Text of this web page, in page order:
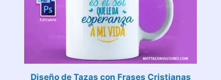
Diseño de Tazas con Frases Cristianas